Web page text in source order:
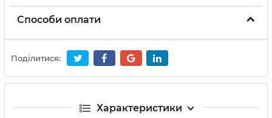
Способи оплати
Поділитися:
Характеристики